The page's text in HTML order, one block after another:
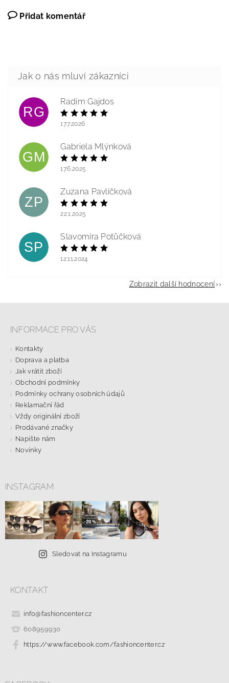
Přidat komentář
RG
Radim Gajdos
17.7.2026
GM
Gabriela Mlýnková
17.6.2025
ZP
Zuzana Pavlíčková
22.1.2025
SP
Slavomíra Potůčková
12.11.2024
Zobrazit další hodnocení
INFORMACE PRO VÁS
Kontakty
Doprava a platba
Jak vrátit zboží
Obchodní podmínky
Podmínky ochrany osobních údajů
Reklamační řád
Vždy originální zboží
Prodávané značky
Napište nám
Novinky
INSTAGRAM
Sledovat na Instagramu
KONTAKT
info@fashioncenter.cz
608959930
https://www.facebook.com/fashioncenter.cz